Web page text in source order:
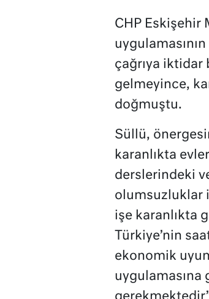
CHP Eskişehir
çağrıya iktidar
gelmeyince,
doğmuştu.
Süllü,
karanlıkta
derslerindeki
olumsuzluklar
işe karanlıkta
Türkiye’nin
ekonomik
uygulamasına